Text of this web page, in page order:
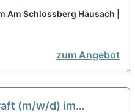
(m/w/d) in
%) – Pflegen,
Am Schlossberg Hausach |
zum Angebot
(m/w/d) im